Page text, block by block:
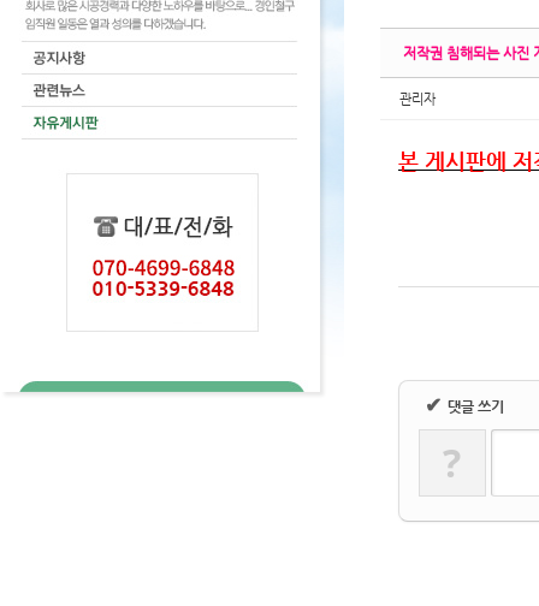
저작권 침해되는 사진
관리자
본 게시판에
✔ 댓글 쓰기
?